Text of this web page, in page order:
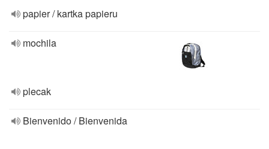
papier / kartka papieru
mochila
plecak
Bienvenido / Bienvenida